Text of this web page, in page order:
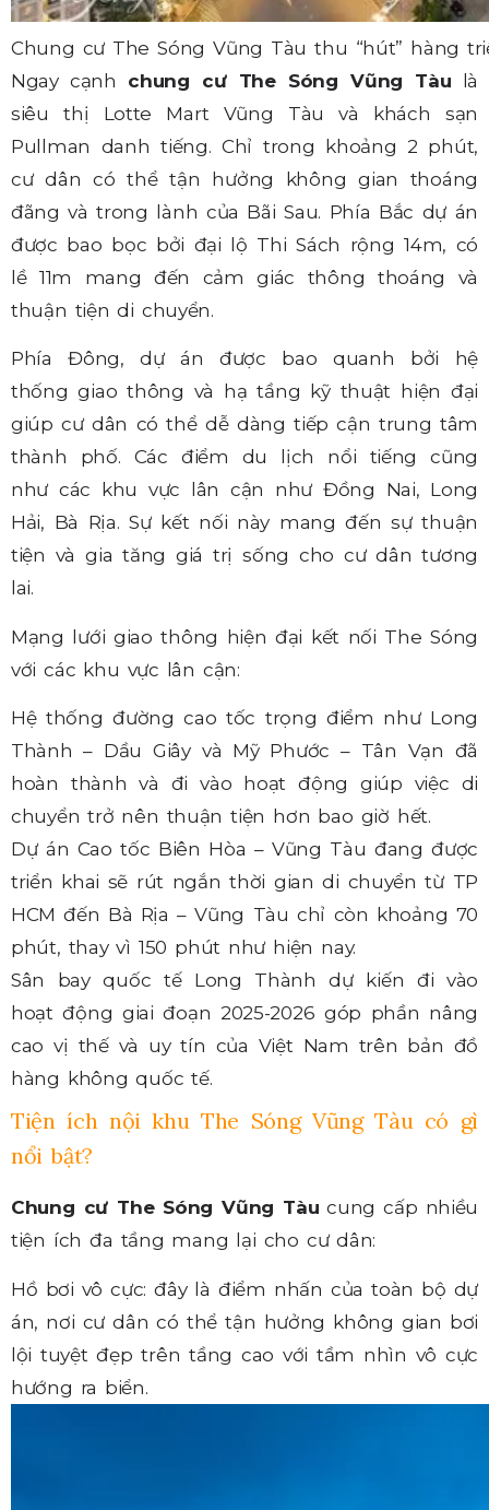
Chung cư The Sóng Vũng Tàu thu “hút” hàng
Ngay cạnh chung cư The Sóng Vũng Tàu là
siêu thị Lotte Mart Vũng Tàu và khách sạn
Pullman danh tiếng. Chỉ trong khoảng 2 phút,
cư dân có thể tận hưởng không gian thoáng
đãng và trong lành của Bãi Sau. Phía Bắc dự án
được bao bọc bởi đại lộ Thi Sách rộng 14m, có
lề 11m mang đến cảm giác thông thoáng và
thuận tiện di chuyển.
Phía Đông, dự án được bao quanh bởi hệ
thống giao thông và hạ tầng kỹ thuật hiện đại
giúp cư dân có thể dễ dàng tiếp cận trung tâm
thành phố. Các điểm du lịch nổi tiếng cũng
như các khu vực lân cận như Đồng Nai, Long
Hải, Bà Rịa. Sự kết nối này mang đến sự thuận
tiện và gia tăng giá trị sống cho cư dân tương
lai.
Mạng lưới giao thông hiện đại kết nối The Sóng
với các khu vực lân cận:
Hệ thống đường cao tốc trọng điểm như Long
Thành – Dầu Giây và Mỹ Phước – Tân Vạn đã
hoàn thành và đi vào hoạt động giúp việc di
chuyển trở nên thuận tiện hơn bao giờ hết.
Dự án Cao tốc Biên Hòa – Vũng Tàu đang được
triển khai sẽ rút ngắn thời gian di chuyển từ TP
HCM đến Bà Rịa – Vũng Tàu chỉ còn khoảng 70
phút, thay vì 150 phút như hiện nay.
Sân bay quốc tế Long Thành dự kiến đi vào
hoạt động giai đoạn 2025-2026 góp phần nâng
cao vị thế và uy tín của Việt Nam trên bản đồ
hàng không quốc tế.
Tiện ích nội khu The Sóng Vũng Tàu có gì
nổi bật?
Chung cư The Sóng Vũng Tàu cung cấp nhiều
tiện ích đa tầng mang lại cho cư dân:
Hồ bơi vô cực: đây là điểm nhấn của toàn bộ dự
án, nơi cư dân có thể tận hưởng không gian bơi
lội tuyệt đẹp trên tầng cao với tầm nhìn vô cực
hướng ra biển.